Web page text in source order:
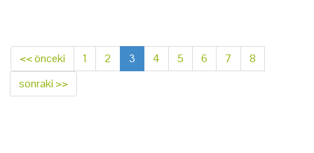
<< önceki 1 2 3 4 5 6 7
8
sonraki >>